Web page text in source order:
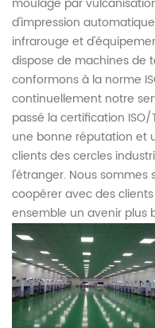
moulage par
d'impression
infrarouge et
dispose de machines de
conformons à la norme
continuellement notre
passé la certification
une bonne réputation et
clients des cercles
l'étranger. Nous
coopérer avec des
ensemble un avenir plus